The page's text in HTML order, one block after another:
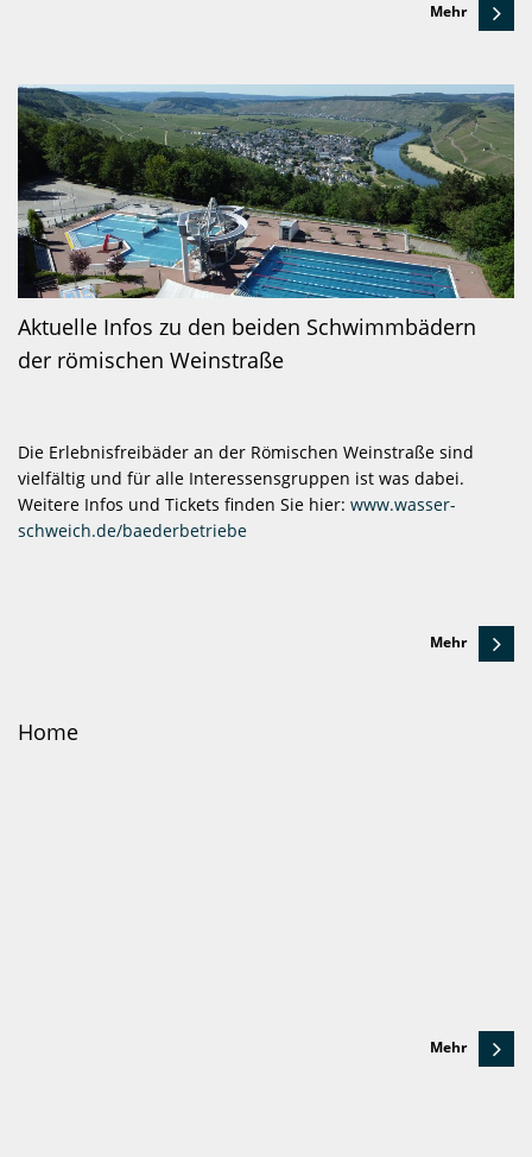
Mehr
Aktuelle Infos zu den beiden Schwimmbädern
der römischen Weinstraße
Die Erlebnisfreibäder an der Römischen Weinstraße sind
vielfältig und für alle Interessensgruppen ist was dabei.
Weitere Infos und Tickets finden Sie hier: www.wasser-
schweich.de/baederbetriebe
Mehr
Home
Mehr